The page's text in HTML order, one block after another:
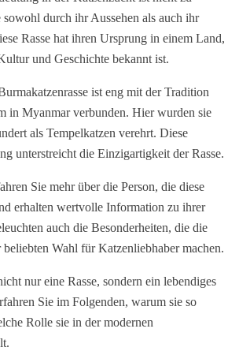
sowohl durch ihr Aussehen als auch ihr
Rasse hat ihren Ursprung in einem Land,
und Geschichte bekannt ist.
ist eng mit der Tradition
in Myanmar verbunden. Hier wurden sie
als Tempelkatzen verehrt. Diese
unterstreicht die Einzigartigkeit der Rasse.
Sie mehr über die Person, die diese
erhalten wertvolle Information zu ihrer
auch die Besonderheiten, die die
Wahl für Katzenliebhaber machen.
nur eine Rasse, sondern ein lebendiges
Sie im Folgenden, warum sie so
Rolle sie in der modernen